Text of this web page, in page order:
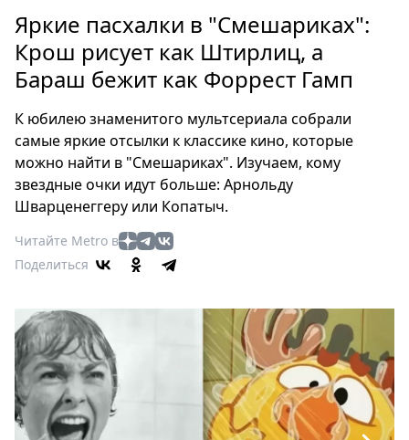
Россия
Мир
Здоровье
Туризм
Мода
Театр
Кино
Афиша
Книги
Пресс-
релизы
О
Metro
Стримы
Спецпроекты
Яркие пасхалки в "Смешариках":
Крош рисует как Штирлиц, а
Бараш бежит как Форрест Гамп
К юбилею знаменитого мультсериала собрали
самые яркие отсылки к классике кино, которые
можно найти в "Смешариках". Изучаем, кому
звездные очки идут больше: Арнольду
Шварценеггеру или Копатыч.
Читайте Metro в
Поделиться